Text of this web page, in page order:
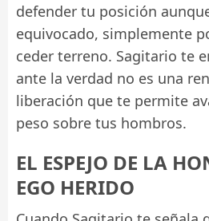
defender tu posición
equivocado, simplemente
ceder terreno. Sagitario te
ante la verdad no es una
liberación que te permite
peso sobre tus hombros.
EL ESPEJO DE LA
EGO HERIDO